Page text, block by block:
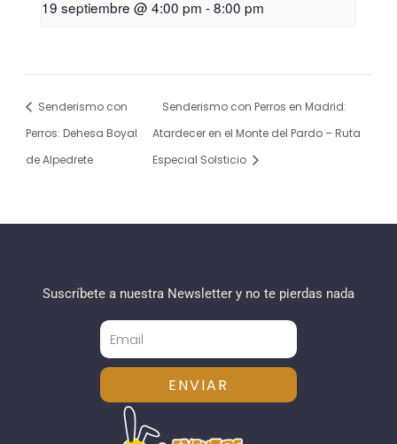
19 septiembre @ 4:00 pm -8:00 pm
Senderismo con
Perros: Dehesa Boyal
de Alpedrete
Senderismo con Perros en Madrid:
Atardecer en el Monte del Pardo – Ruta
Especial Solsticio
Suscríbete a nuestra Newsletter y no te pierdas nada
ENVIAR